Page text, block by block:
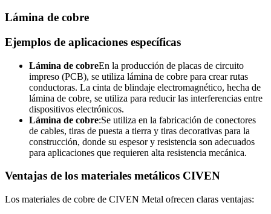
Lámina de cobre
Ejemplos de aplicaciones específicas
Lámina de cobreEn la producción de placas de circuito
impreso (PCB), se utiliza lámina de cobre para crear rutas
conductoras. La cinta de blindaje electromagnético, hecha de
lámina de cobre, se utiliza para reducir las interferencias entre
dispositivos electrónicos.
Lámina de cobre:Se utiliza en la fabricación de conectores
de cables, tiras de puesta a tierra y tiras decorativas para la
construcción, donde su espesor y resistencia son adecuados
para aplicaciones que requieren alta resistencia mecánica.
Ventajas de los materiales metálicos CIVEN
Los materiales de cobre de CIVEN Metal ofrecen claras ventajas: